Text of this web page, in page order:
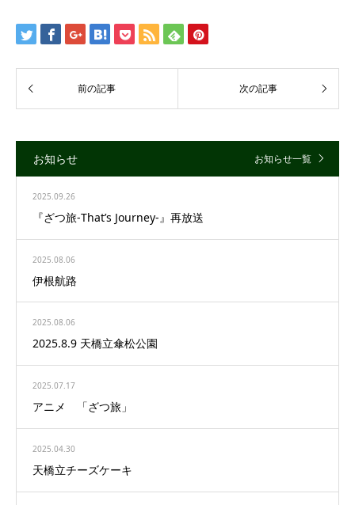
お知らせ お知らせ一覧
2025.09.26
『ざつ旅-That’s Journey-』再放送
2025.08.06
伊根航路
2025.08.06
2025.8.9 天橋立傘松公園
2025.07.17
アニメ 「ざつ旅」
2025.04.30
天橋立チーズケーキ